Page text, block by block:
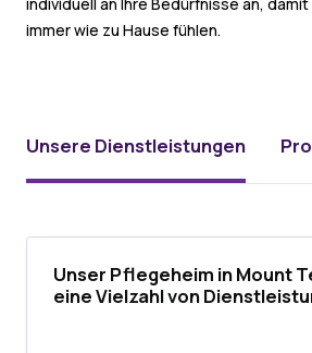
immer wie zu Hause fühlen.
Unsere Dienstleistungen
Unser Pflegeheim in Mount
eine Vielzahl von